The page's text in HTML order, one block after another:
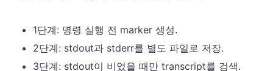
1단계: 명령 실행 전 marker 생성.
2단계: stdout과 stderr를 별도 파일로 저장.
3단계: stdout이 비었을 때만 transcript를 검색.